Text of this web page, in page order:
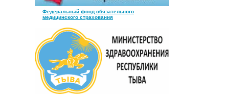
Федеральный фонд обязательного
медицинского страхования